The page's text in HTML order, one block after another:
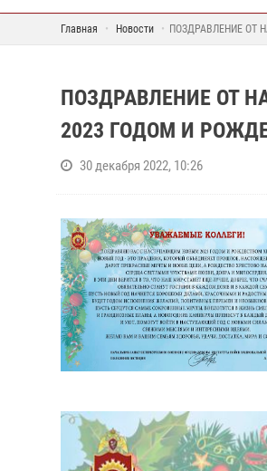
Главная Новости ПОЗДРАВЛЕНИЕ ОТ
ПОЗДРАВЛЕНИЕ ОТ
2023 ГОДОМ И
30 декабря 2022, 10:26